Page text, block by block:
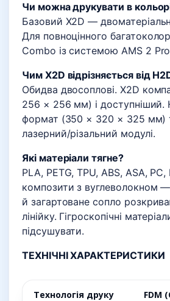
Чи можна друкувати в
Базовий X2D —
Для повноцінного
Combo із системою AMS 2
Чим X2D відрізняється від
Обидва двосоплові. X2D
256 × 256 мм) і доступніший.
формат (350 × 320 × 325 мм)
лазерний/різальний модулі.
Які матеріали тягне?
PLA, PETG, TPU, ABS, ASA, PC,
композити з вуглеволокном
й загартоване сопло
лінійку. Гігроскопічні
підсушувати.
ТЕХНІЧНІ ХАРАКТЕРИСТИКИ
Технологія друку FDM